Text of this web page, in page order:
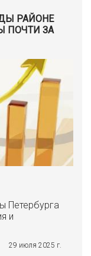
РАЙОНЕ
ПОЧТИ ЗА
Петербурга
и
29 июля 2025 г.